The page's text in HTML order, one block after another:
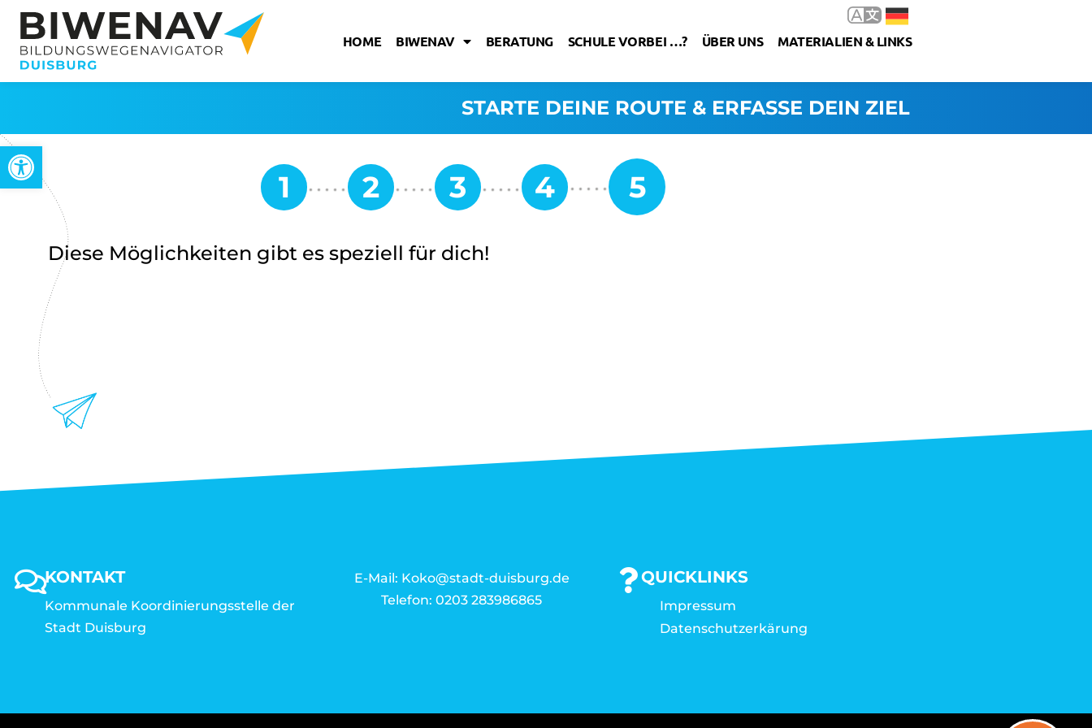
Werkzeugleiste öffnen
HOME BIWENAV BERATUNG SCHULE VORBEI …? ÜBER UNS MATERIALIEN & LINKS
STARTE DEINE ROUTE & ERFASSE DEIN ZIEL
Diese Möglichkeiten gibt es speziell für dich!
KONTAKT
Kommunale Koordinierungsstelle der
Stadt Duisburg
E-Mail: Koko@stadt-duisburg.de
Telefon: 0203 283986865
QUICKLINKS
Impressum
Datenschutzerkärung